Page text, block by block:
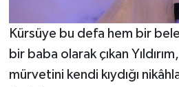
Kürsüye bu defa hem bir
bir baba olarak çıkan
mürvetini kendi kıydığı